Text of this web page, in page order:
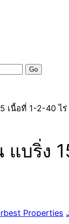
บริ่ง
Properties